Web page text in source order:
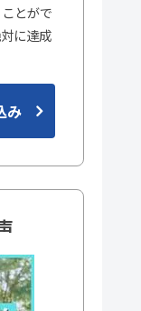
とがで
に達成
み